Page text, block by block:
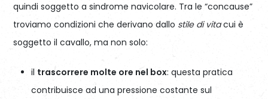
quindi soggetto a sindrome navicolare. Tra le “concause”
troviamo condizioni che derivano dallo stile di vitacui è
soggetto il cavallo, ma non solo:
il trascorrere molte ore nel box: questa pratica
contribuisce ad una pressione costante sul